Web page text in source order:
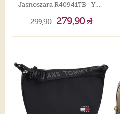
Jasnoszara R40941TB _YW3
299,90 279,90zł